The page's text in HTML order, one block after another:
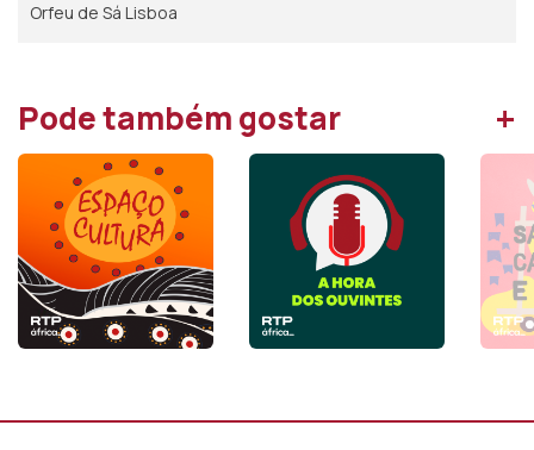
Orfeu de Sá Lisboa
Pode também gostar +